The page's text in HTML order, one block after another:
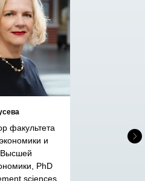
факультета
и
Высшей
PhD
sciences